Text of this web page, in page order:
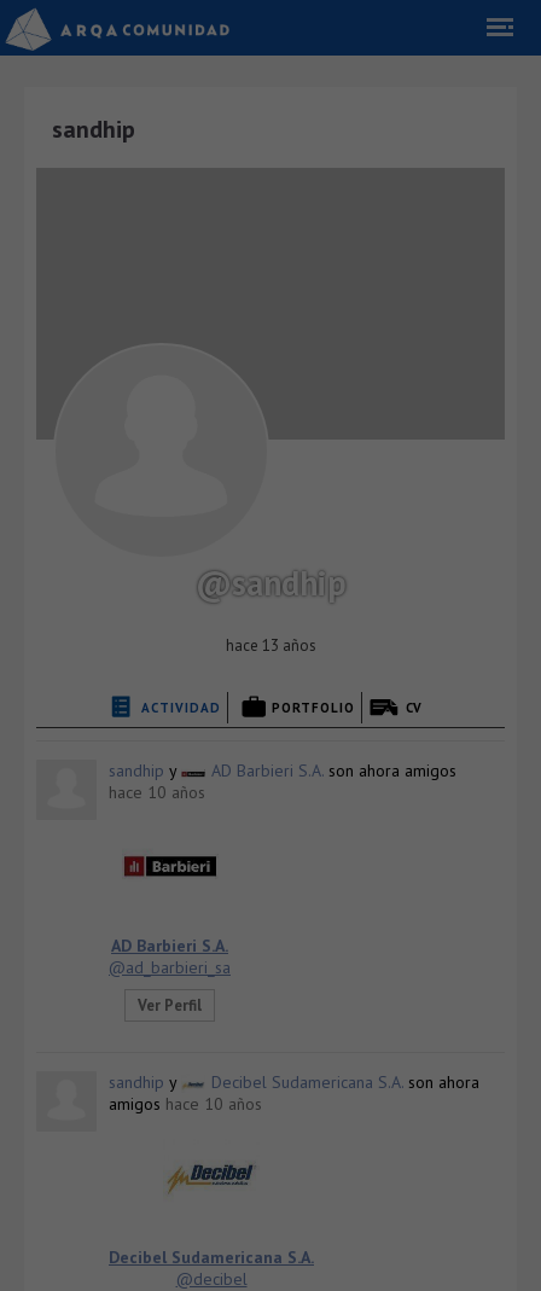
sandhip
@sandhip
hace 13 años
ACTIVIDAD PORTFOLIO CV
sandhip y AD Barbieri S.A. son ahora amigos
hace 10 años
AD Barbieri S.A.
@ad_barbieri_sa
Ver Perfil
sandhip y Decibel Sudamericana S.A. son ahora
amigos hace 10 años
Decibel Sudamericana S.A.
@decibel